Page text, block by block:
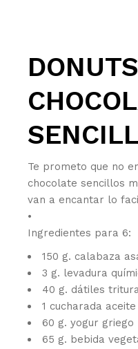
Te prometo que no
chocolate sencillos
van a encantar lo
•
Ingredientes para 6:
150 g. calabaza
3 g. levadura
40 g. dátiles
1 cucharada
60 g. yogur griego
65 g. bebida